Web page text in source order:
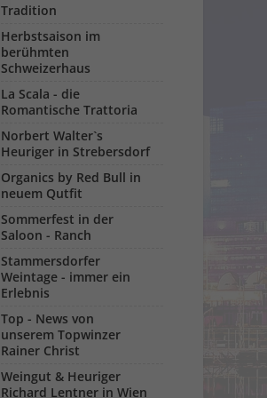
Tradition
Herbstsaison im
berühmten
Schweizerhaus
La Scala - die
Romantische Trattoria
Norbert Walter`s
Heuriger in Strebersdorf
Organics by Red Bull in
neuem Qutfit
Sommerfest in der
Saloon - Ranch
Stammersdorfer
Weintage - immer ein
Erlebnis
Top - News von
unserem Topwinzer
Rainer Christ
Weingut & Heuriger
Richard Lentner in Wien